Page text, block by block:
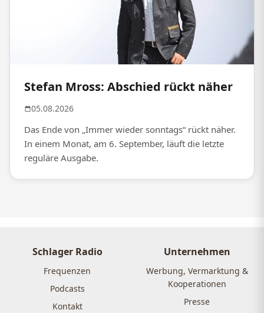
Stefan Mross: Abschied rückt näher
05.08.2026
Das Ende von „Immer wieder sonntags“ rückt näher.
In einem Monat, am 6. September, läuft die letzte
reguläre Ausgabe.
Schlager Radio
Frequenzen
Podcasts
Kontakt
Unternehmen
Werbung, Vermarktung &
Kooperationen
Presse